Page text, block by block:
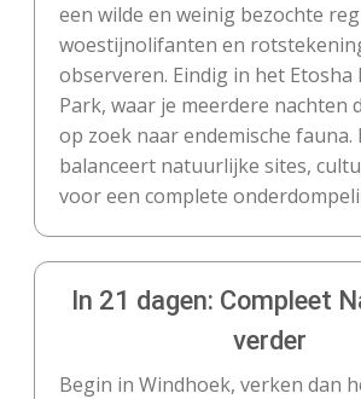
een wilde en weinig bezochte
woestijnolifanten en
observeren. Eindig in het Etosha
Park, waar je meerdere nachten
op zoek naar endemische fauna.
balanceert natuurlijke sites,
voor een complete
In 21 dagen: Compleet
verder
Begin in Windhoek, verken dan